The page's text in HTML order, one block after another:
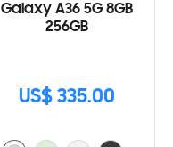
Galaxy A36 5G 8GB
256GB
US$ 335.00